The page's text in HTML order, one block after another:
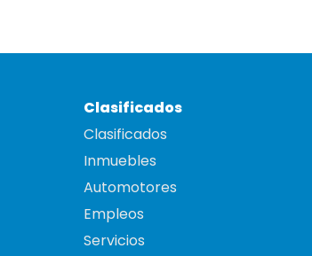
Clasificados
Clasificados
Inmuebles
Automotores
Empleos
Servicios